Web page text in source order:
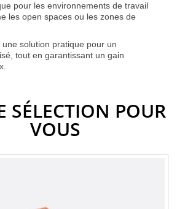
pour les environnements de travail
les open spaces ou les zones de
solution pratique pour un
tout en garantissant un gain
SÉLECTION POUR
VOUS